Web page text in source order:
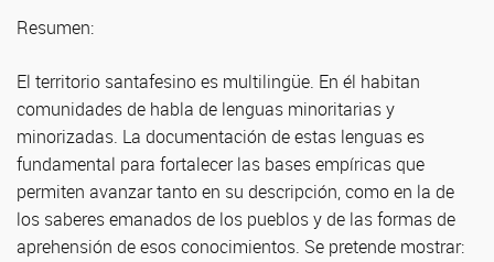
Resumen:
El territorio santafesino es multilingüe. En él habitan
comunidades de habla de lenguas minoritarias y
minorizadas. La documentación de estas lenguas es
fundamental para fortalecer las bases empíricas que
permiten avanzar tanto en su descripción, como en la de
los saberes emanados de los pueblos y de las formas de
aprehensión de esos conocimientos. Se pretende mostrar: